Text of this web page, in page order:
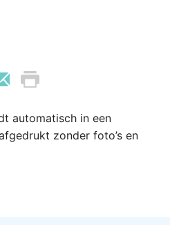
automatisch in een
zonder foto’s en